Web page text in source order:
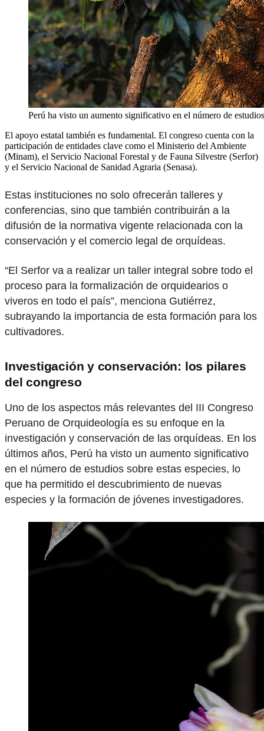
Perú ha visto un aumento significativo en el número de
El apoyo estatal también es fundamental. El congreso cuenta con la
participación de entidades clave como el Ministerio del Ambiente
(Minam), el Servicio Nacional Forestal y de Fauna Silvestre (Serfor)
y el Servicio Nacional de Sanidad Agraria (Senasa).
Estas instituciones no solo ofrecerán talleres y
conferencias, sino que también contribuirán a la
difusión de la normativa vigente relacionada con la
conservación y el comercio legal de orquídeas.
“El Serfor va a realizar un taller integral sobre todo el
proceso para la formalización de orquidearios o
viveros en todo el país”, menciona Gutiérrez,
subrayando la importancia de esta formación para los
cultivadores.
Investigación y conservación: los pilares
del congreso
Uno de los aspectos más relevantes del III Congreso
Peruano de Orquideología es su enfoque en la
investigación y conservación de las orquídeas. En los
últimos años, Perú ha visto un aumento significativo
en el número de estudios sobre estas especies, lo
que ha permitido el descubrimiento de nuevas
especies y la formación de jóvenes investigadores.